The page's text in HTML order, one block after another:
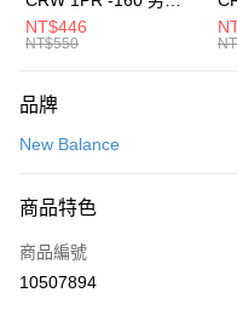
元大商業銀行
台灣樂天信用卡公司
AFTEE先享後付
【關於「AFTEE先享後付」】
便利好安心！
３．安心：先確認商品／服務後
【「AFTEE先享後付」結帳流程
１．於結帳方式選擇「AFTEE
運送方式
每筆NT$100，滿NT$1,500(
宅配
每筆NT$100，滿NT$1,500(
中統襪 FZ3393100
NT$446
NT$550
品牌
New Balance
商品特色
商品編號
10507894